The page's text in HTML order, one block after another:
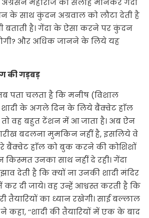
अग्रसेन महाराज की सलाह मानकर गेंदा
के साथ कुंदन अग्रवाल को लौटा देती है
बताती है। गेंदा के ऐसा करने पर कुंदन
होगी? और अधिक जानने के लिये यह
की गड़बड़
पता चलता है कि मनीष (विशाल
के अगले दिन के लिये बैंक्वेट हाॅल
वह बहुत टेंशन में आ जाता है। अब ऐन
बदलना मुमकिन नहीं है, इसलिये वे
बैंक्वेट हाॅल को बुक करने की कोशिशों
उनका साथ नहीं दे रही। गेंदा
देती है कि क्यों ना उनकी शादी मंदिर
दी जाये। वह उन्हें आश्वस्त करती है कि
तैयारियों का ध्यान रखेगी। साई बल्लाल
‘‘शादी की तैयारियों में एक के बाद